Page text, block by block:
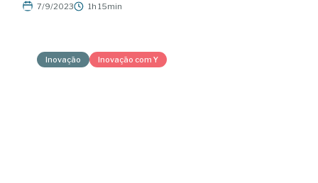
7/9/2023 1h 15min
Inovação Inovação com Y